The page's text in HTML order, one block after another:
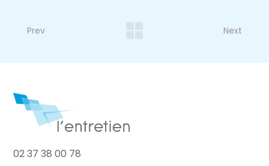
Prev Next
02 37 38 00 78